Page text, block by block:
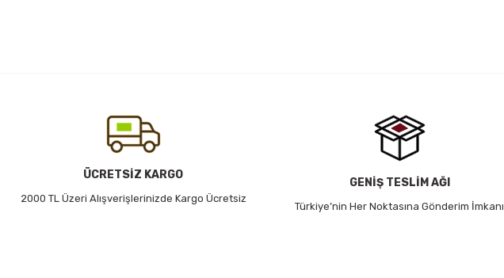
Ürün bilgilerinde hatalar bulunuyor.
Ürün fiyatı diğer sitelerden daha pahalı.
Bu ürüne benzer farklı alternatifler olmalı.
ÜCRETSİZ KARGO
2000 TL Üzeri Alışverişlerinizde Kargo Ücretsiz
GENİŞ TESLİM AĞI
Türkiye’nin Her Noktasına Gönderim İmkanı